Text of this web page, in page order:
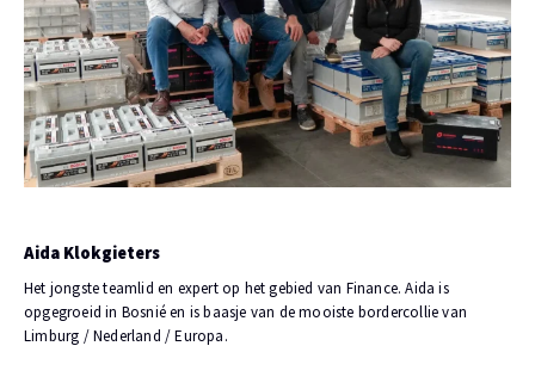
Aida Klokgieters
Het jongste teamlid en expert op het gebied van Finance. Aida is
opgegroeid in Bosnié en is baasje van de mooiste bordercollie van
Limburg / Nederland / Europa.